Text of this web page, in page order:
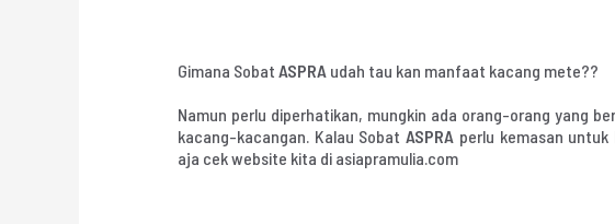
Gimana Sobat ASPRA udah tau kan manfaat kacang mete??
Namun perlu diperhatikan, mungkin ada orang-orang yang
kacang-kacangan. Kalau Sobat ASPRA perlu kemasan
aja cek website kita di asiapramulia.com